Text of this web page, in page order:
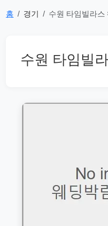
홈 경기 수원 타임빌라스
수원 타임빌